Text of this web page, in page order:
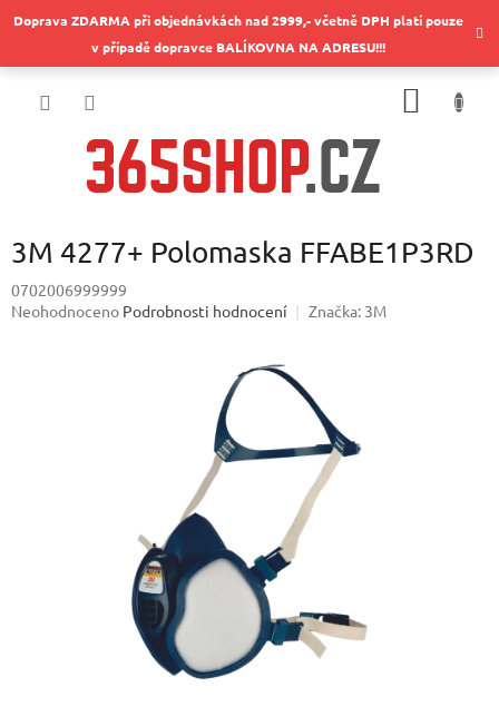
naDoprava ZDARMA při objednávkách nad 2999,- včetně DPH platí pouze
v případě dopravce BALÍKOVNA NA ADRESU!!!
3M 4277+ Polomaska FFABE1P3RD
0702006999999
Průměrné
Neohodnoceno Podrobnosti hodnocení Značka: 3M